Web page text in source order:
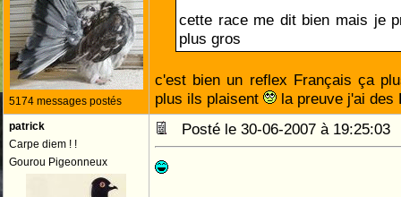
5174 messages postés
cette race me dit bien mais je
plus gros
c'est bien un reflex Français ça
plus ils plaisent
la preuve j'ai
patrick
Carpe diem ! !
Gourou Pigeonneux
Posté le 30-06-2007 à